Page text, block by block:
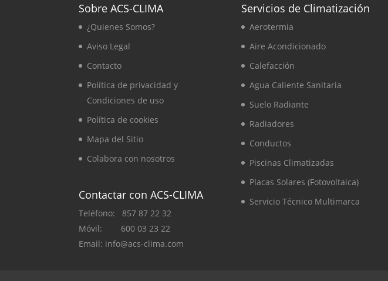
Sobre ACS-CLIMA
¿Quienes Somos?
Aviso Legal
Contacto
Política de privacidad y
Condiciones de uso
Política de cookies
Mapa del Sitio
Colabora con nosotros
Contactar con ACS-CLIMA
Teléfono: 857 87 22 32
Móvil: 600 03 23 22
Email: info@acs-clima.com
Servicios de Climatización
Aerotermia
Aire Acondicionado
Calefacción
Agua Caliente Sanitaria
Suelo Radiante
Radiadores
Conductos
Piscinas Climatizadas
Placas Solares (Fotovoltaica)
Servicio Técnico Multimarca